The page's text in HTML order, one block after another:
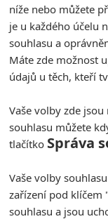
níže nebo můžete
je u každého účelu
souhlasu a
Máte zde možnost
údajů u těch, kteří
Vaše volby zde
souhlasu můžete
tlačítko Správa
Vaše volby
zařízení pod klíčem
souhlasu a jsou